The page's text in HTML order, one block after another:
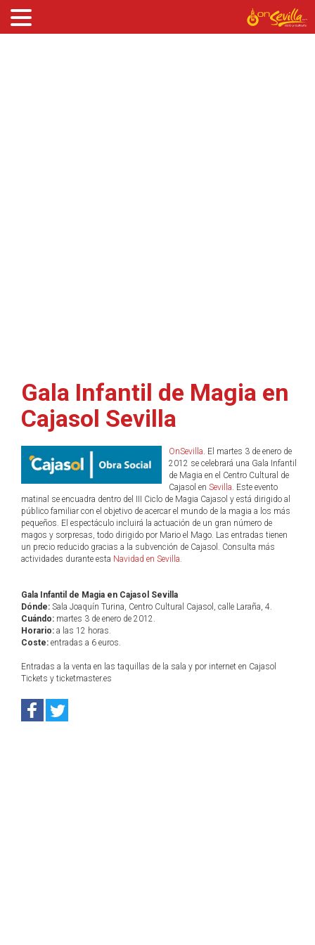
Gala Infantil de Magia en
Cajasol Sevilla
OnSevilla. El martes 3 de enero de
2012 se celebrará una Gala Infantil
de Magia en el Centro Cultural de
Cajasol en Sevilla. Este evento
matinal se encuadra dentro del III Ciclo de Magia Cajasol y está dirigido al
público familiar con el objetivo de acercar el mundo de la magia a los más
pequeños. El espectáculo incluirá la actuación de un gran número de
magos y sorpresas, todo dirigido por Mario el Mago. Las entradas tienen
un precio reducido gracias a la subvención de Cajasol. Consulta más
actividades durante esta Navidad en Sevilla.
Gala Infantil de Magia en Cajasol Sevilla
Dónde: Sala Joaquín Turina, Centro Cultural Cajasol, calle Laraña, 4.
Cuándo: martes 3 de enero de 2012.
Horario: a las 12 horas.
Coste: entradas a 6 euros.
Entradas a la venta en las taquillas de la sala y por internet en Cajasol
Tickets y ticketmaster.es